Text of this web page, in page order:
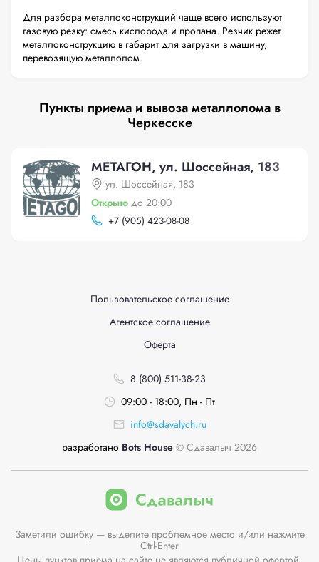
Для разбора металлоконструкций чаще всего используют
газовую резку: смесь кислорода и пропана. Резчик режет
металлоконструкцию в габарит для загрузки в машину,
перевозящую металлолом.
Пункты приема и вывоза металлолома в
Черкесске
МЕТАГОН, ул. Шоссейная, 183
ул. Шоссейная, 183
Открыто до 20:00
+7 (905) 423-08-08
Пользовательское соглашение
Агентское соглашение
Оферта
8 (800) 511-38-23
09:00 - 18:00, Пн - Пт
info@sdavalych.ru
разработано Bots House © Сдавалыч 2026
Заметили ошибку — выделите проблемное место и/или нажмите
Ctrl-Enter